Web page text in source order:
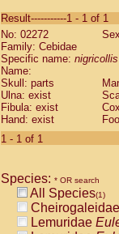
Cebidae
Cebidae
Cebidae
Cebidae
Cebidae
Cebidae
Cebidae
Cebidae
Cebidae
Cebidae
Cebidae
CebidaeCebus
Cebidae
Result-----------1 - 1 of 1
No: 02272
Family: Cebidae
Specific name: nigricollis
Name:
Skull: parts
Ulna: exist
Fibula: exist
Hand: exist
1 - 1 of 1
Species: * OR search
All Species(1)
Cheirogaleidae
Lemuridae